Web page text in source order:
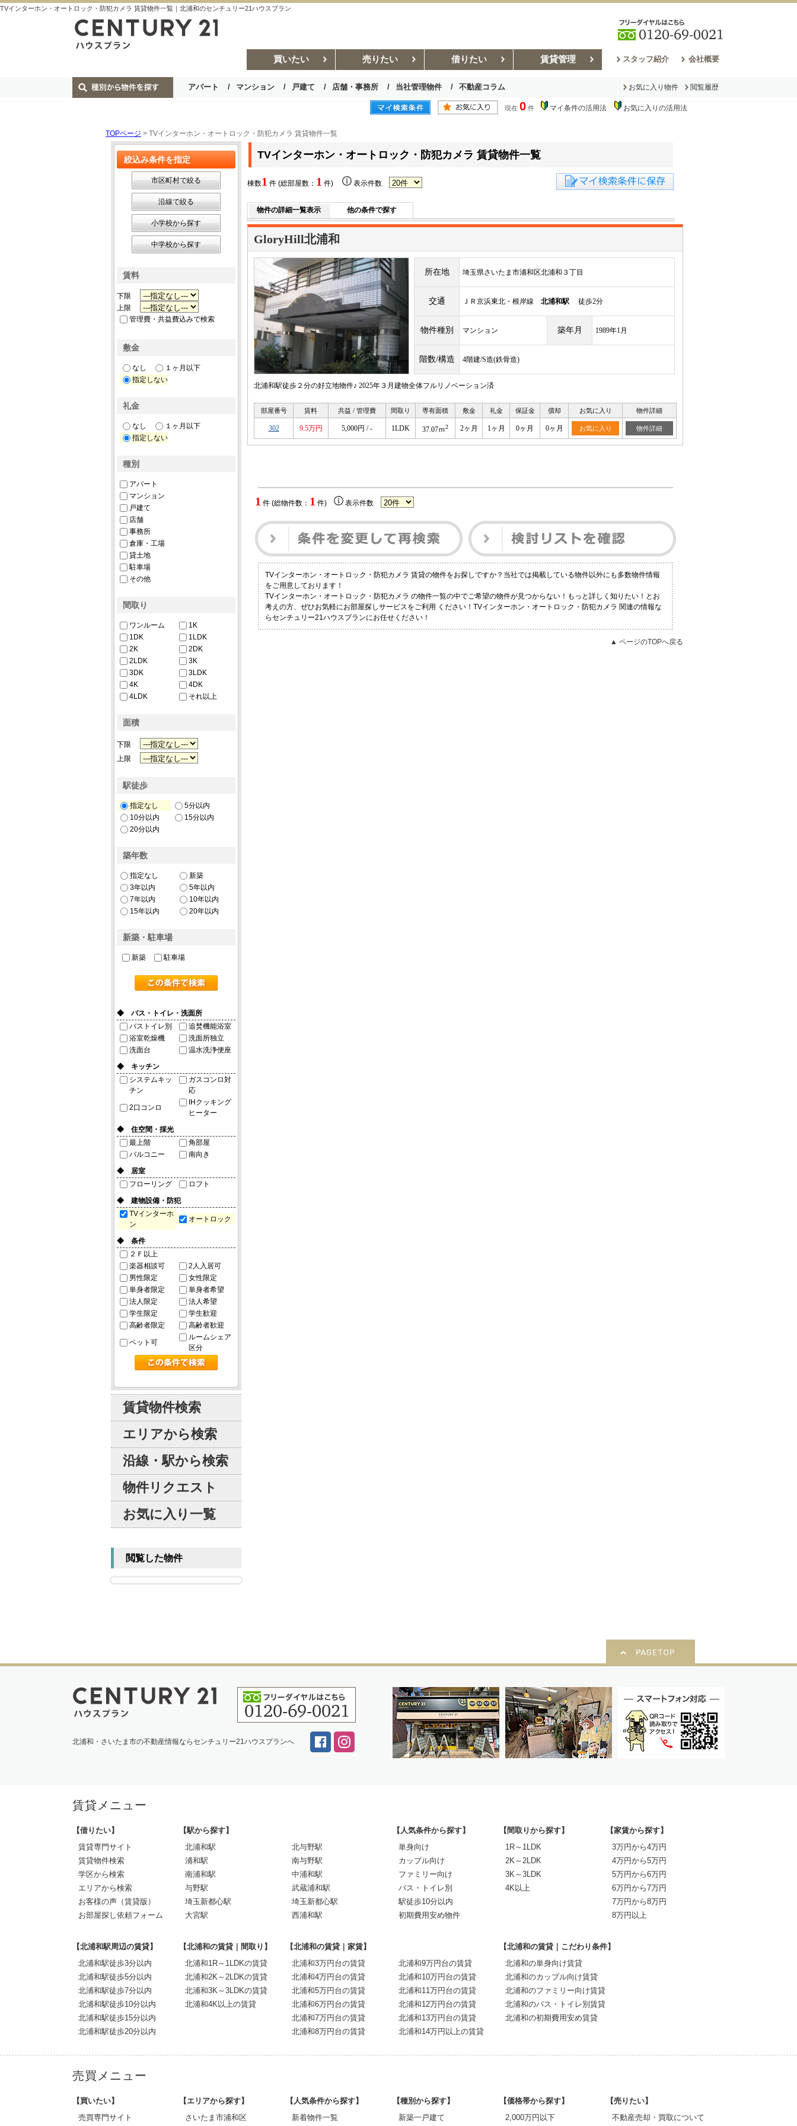
TVインターホン・オートロック・防犯カメラ 賃貸物件一覧｜北浦和のセンチュリー21ハウスプラン
買いたい 売りたい 借りたい 賃貸管理 スタッフ紹介 会社概要
アパート マンション 戸建て 店舗・事務所 当社管理物件 不動産コラム
お部屋探しコラム 賃貸管理コラム
お気に入り物件 閲覧履歴
現在 0 件 マイ条件の活用法 お気に入りの活用法
TOPページ > TVインターホン・オートロック・防犯カメラ 賃貸物件一覧
TVインターホン・オートロック・防犯カメラ 賃貸物件一覧
棟数1 件 (総部屋数： 1 件) 表示件数
物件の詳細一覧表示 他の条件で探す
GloryHill北浦和
所在地 埼玉県さいたま市浦和区北浦和３丁目
交通 ＪＲ京浜東北・根岸線 北浦和駅 徒歩2分
物件種別 マンション 築年月 1989年1月
階数/構造 4階建/S造(鉄骨造)
北浦和駅徒歩２分の好立地物件♪ 2025年３月建物全体フルリノベーション済
部屋番号 賃料 共益 / 管理費 間取り 専有面積 敷金 礼金 保証金 償却 お気に入り 物件詳細
302 9.5万円 5,000円 / - 1LDK 37.07ｍ2 2ヶ月 1ヶ月 0ヶ月 0ヶ月 お気に入り 物件詳細
1 件 (総物件数： 1 件) 表示件数
TVインターホン・オートロック・防犯カメラ 賃貸の物件をお探しですか？当社では掲載している物件以外にも多数物件情報
をご用意しております！
TVインターホン・オートロック・防犯カメラ の物件一覧の中でご希望の物件が見つからない！もっと詳しく知りたい！とお
考えの方、ぜひお気軽にお部屋探しサービスをご利用 ください！TVインターホン・オートロック・防犯カメラ 関連の情報な
らセンチュリー21ハウスプランにお任せください！
▲ ページのTOPへ戻る
絞込み条件を指定
市区町村で絞る
沿線で絞る
小学校から探す
中学校から探す
賃料
下限
上限
管理費・共益費込みで検索
敷金
なし
１ヶ月以下
指定しない
礼金
なし
１ヶ月以下
指定しない
種別
アパート
マンション
戸建て
店舗
事務所
倉庫・工場
貸土地
駐車場
その他
間取り
ワンルーム
1K
1DK
1LDK
2K
2DK
2LDK
3K
3DK
3LDK
4K
4DK
4LDK
それ以上
面積
下限
上限
駅徒歩
指定なし
5分以内
10分以内
15分以内
20分以内
築年数
指定なし
新築
3年以内
5年以内
7年以内
10年以内
15年以内
20年以内
新築・駐車場
新築 駐車場
◆ バス・トイレ・洗面所
バストイレ別
追焚機能浴室
浴室乾燥機
洗面所独立
洗面台
温水洗浄便座
◆ キッチン
システムキッ
チン
ガスコンロ対
応
2口コンロ
IHクッキング
ヒーター
◆ 住空間・採光
最上階
角部屋
バルコニー
南向き
◆ 居室
フローリング
ロフト
◆ 建物設備・防犯
TVインターホ
ン
オートロック
◆ 条件
２Ｆ以上
楽器相談可
2人入居可
男性限定
女性限定
単身者限定
単身者希望
法人限定
法人希望
学生限定
学生歓迎
高齢者限定
高齢者歓迎
ペット可
ルームシェア
区分
賃貸物件検索
エリアから検索
沿線・駅から検索
物件リクエスト
お気に入り一覧
閲覧した物件
北浦和・さいたま市の不動産情報ならセンチュリー21ハウスプランへ
賃貸メニュー
【借りたい】
賃貸専門サイト
賃貸物件検索
学区から検索
エリアから検索
お客様の声（賃貸版）
お部屋探し依頼フォーム
【駅から探す】
北浦和駅
浦和駅
南浦和駅
与野駅
埼玉新都心駅
大宮駅
北与野駅
南与野駅
中浦和駅
武蔵浦和駅
埼玉新都心駅
西浦和駅
【人気条件から探す】
単身向け
カップル向け
ファミリー向け
バス・トイレ別
駅徒歩10分以内
初期費用安め物件
【間取りから探す】
1R～1LDK
2K～2LDK
3K～3LDK
4K以上
【家賃から探す】
3万円から4万円
4万円から5万円
5万円から6万円
6万円から7万円
7万円から8万円
8万円以上
【北浦和駅周辺の賃貸】
北浦和駅徒歩3分以内
北浦和駅徒歩5分以内
北浦和駅徒歩7分以内
北浦和駅徒歩10分以内
北浦和駅徒歩15分以内
北浦和駅徒歩20分以内
【北浦和の賃貸｜間取り】
北浦和1R～1LDKの賃貸
北浦和2K～2LDKの賃貸
北浦和3K～3LDKの賃貸
北浦和4K以上の賃貸
【北浦和の賃貸｜家賃】
北浦和3万円台の賃貸
北浦和4万円台の賃貸
北浦和5万円台の賃貸
北浦和6万円台の賃貸
北浦和7万円台の賃貸
北浦和8万円台の賃貸
北浦和9万円台の賃貸
北浦和10万円台の賃貸
北浦和11万円台の賃貸
北浦和12万円台の賃貸
北浦和13万円台の賃貸
北浦和14万円以上の賃貸
【北浦和の賃貸｜こだわり条件】
北浦和の単身向け賃貸
北浦和のカップル向け賃貸
北浦和のファミリー向け賃貸
北浦和のバス・トイレ別賃貸
北浦和の初期費用安め賃貸
売買メニュー
【買いたい】
売買専門サイト
【エリアから探す】
さいたま市浦和区
【人気条件から探す】
新着物件一覧
【種別から探す】
新築一戸建て
【価格帯から探す】
2,000万円以下
【売りたい】
不動産売却・買取について